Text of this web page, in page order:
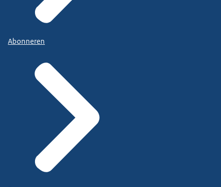
Abonneren